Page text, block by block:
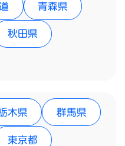
青森県
秋田県
木県 群馬県
東京都